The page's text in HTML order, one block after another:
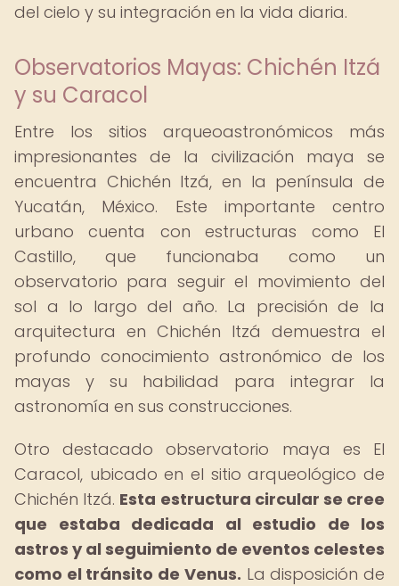
del cielo y su integración en la vida diaria.
Observatorios Mayas: Chichén Itzá
y su Caracol
Entre los sitios arqueoastronómicos más
impresionantes de la civilización maya se
encuentra Chichén Itzá, en la península de
Yucatán, México. Este importante centro
urbano cuenta con estructuras como El
Castillo, que funcionaba como un
observatorio para seguir el movimiento del
sol a lo largo del año. La precisión de la
arquitectura en Chichén Itzá demuestra el
profundo conocimiento astronómico de los
mayas y su habilidad para integrar la
astronomía en sus construcciones.
Otro destacado observatorio maya es El
Caracol, ubicado en el sitio arqueológico de
Chichén Itzá. Esta estructura circular se cree
que estaba dedicada al estudio de los
astros y al seguimiento de eventos celestes
como el tránsito de Venus. La disposición de